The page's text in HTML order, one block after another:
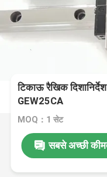
टिकाऊ रैखिक
GEW25CA
MOQ：1 सेट
सबसे अच्छी